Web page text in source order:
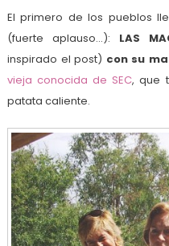
El primero de los pueblos
(fuerte aplauso…): LAS
inspirado el post) con su
vieja conocida de SEC, que
patata caliente.